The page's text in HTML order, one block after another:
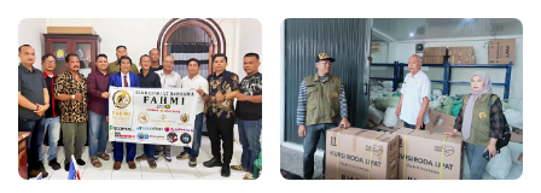
Diminta Tak Panik